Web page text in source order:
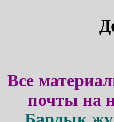
Все
почты на